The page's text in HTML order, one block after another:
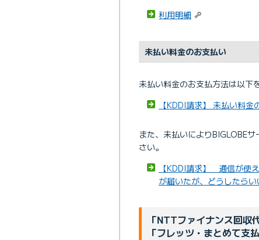
利用明細
未払い料金のお支払い
未払い料金のお支払方法は以下
【KDDI請求】 未払い料金
また、未払いによりBIGLOBE
さい。
【KDDI請求】 通信が使
が届いたが、どうしたら
「NTTファイナンス回収
「フレッツ・まとめて支